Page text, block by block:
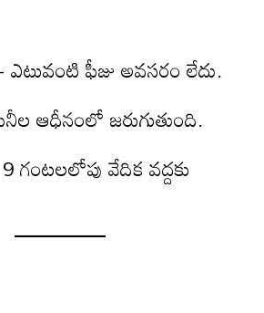
ఫీజు అవసరం లేదు.
ఆధీనంలో జరుగుతుంది.
గంటలలోపు వేదిక వద్దకు